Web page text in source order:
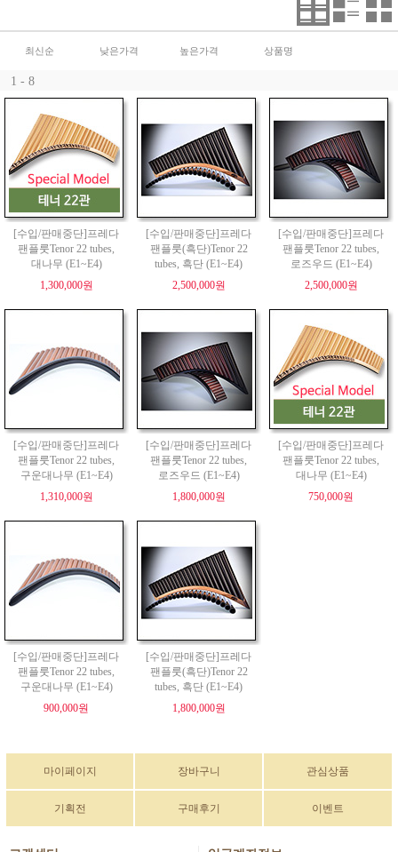
최신순 낮은가격 높은가격 상품명
1 - 8
[수입/판매중단]프레다
팬플룻Tenor 22 tubes,
대나무 (E1~E4)
1,300,000원
[수입/판매중단]프레다
팬플룻(흑단)Tenor 22
tubes, 흑단 (E1~E4)
2,500,000원
[수입/판매중단]프레다
팬플룻Tenor 22 tubes,
로즈우드 (E1~E4)
2,500,000원
[수입/판매중단]프레다
팬플룻Tenor 22 tubes,
구운대나무 (E1~E4)
1,310,000원
[수입/판매중단]프레다
팬플룻Tenor 22 tubes,
로즈우드 (E1~E4)
1,800,000원
[수입/판매중단]프레다
팬플룻Tenor 22 tubes,
대나무 (E1~E4)
750,000원
[수입/판매중단]프레다
팬플룻Tenor 22 tubes,
구운대나무 (E1~E4)
900,000원
[수입/판매중단]프레다
팬플룻(흑단)Tenor 22
tubes, 흑단 (E1~E4)
1,800,000원
마이페이지 장바구니 관심상품
기획전 구매후기 이벤트